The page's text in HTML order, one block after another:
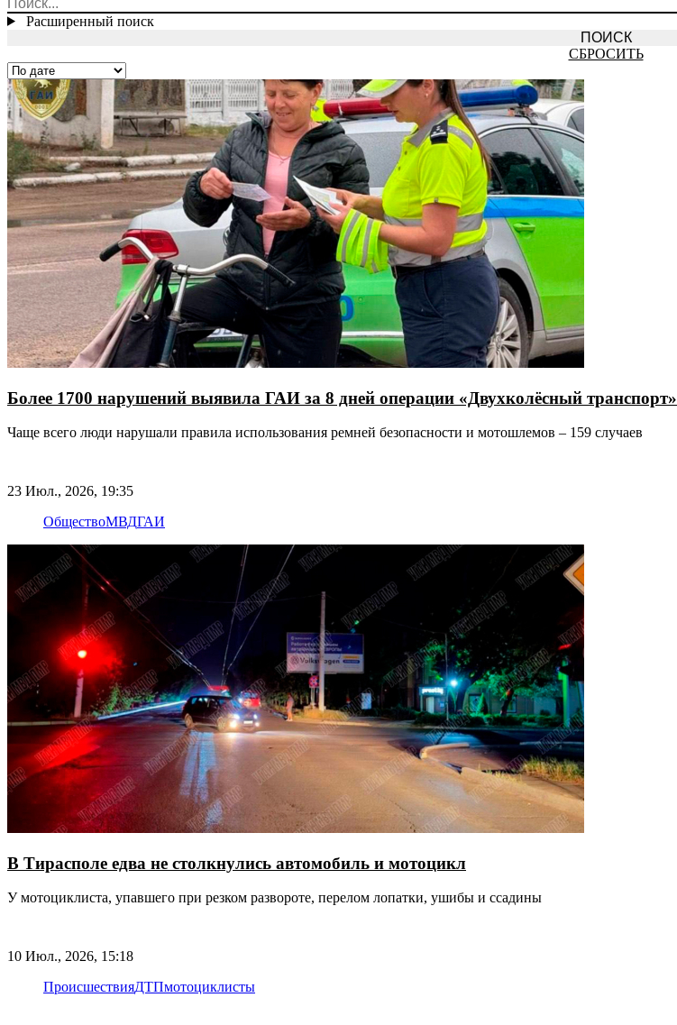
Расширенный поиск
СБРОСИТЬ
Более 1700 нарушений выявила ГАИ за 8 дней операции «Двухколёсный транспорт»
Чаще всего люди нарушали правила использования ремней безопасности и мотошлемов – 159 случаев
23 Июл., 2026, 19:35
ОбществоМВДГАИ
В Тирасполе едва не столкнулись автомобиль и мотоцикл
У мотоциклиста, упавшего при резком развороте, перелом лопатки, ушибы и ссадины
10 Июл., 2026, 15:18
ПроисшествияДТПмотоциклисты